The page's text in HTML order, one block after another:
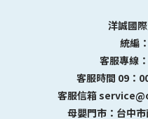
洋誠國
統編
客服專線
客服時間 09：
客服信箱
母嬰門市：台中